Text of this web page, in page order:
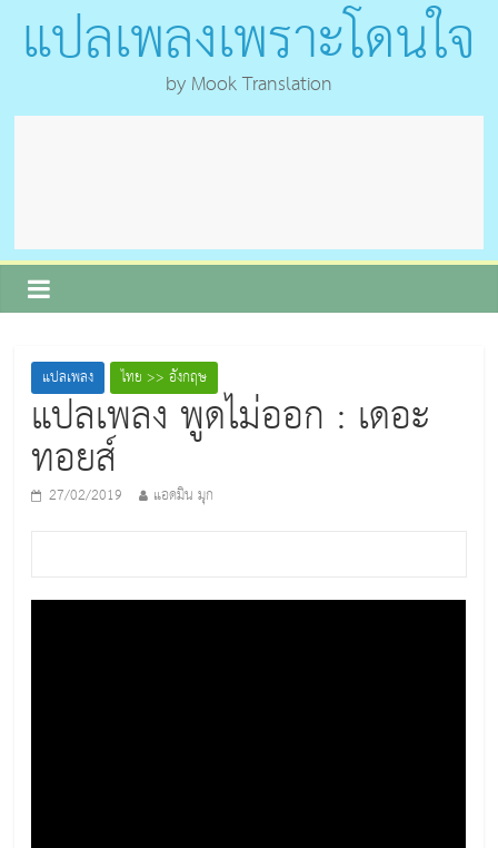
แปลเพลงเพราะโดนใจ
by Mook Translation
แปลเพลง ไทย >> อังกฤษ
แปลเพลง พูดไม่ออก : เดอะ
ทอยส์
27/02/2019 แอดมิน มุก